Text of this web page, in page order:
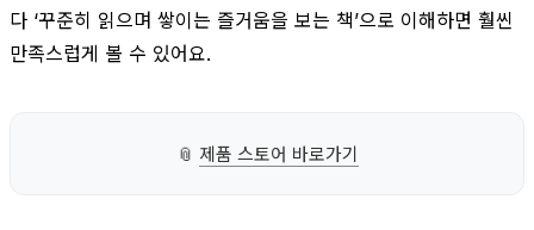
다 ‘꾸준히 읽으며 쌓이는 즐거움을 보는 책’으로 이해하면 훨씬
만족스럽게 볼 수 있어요.
📎 제품 스토어 바로가기